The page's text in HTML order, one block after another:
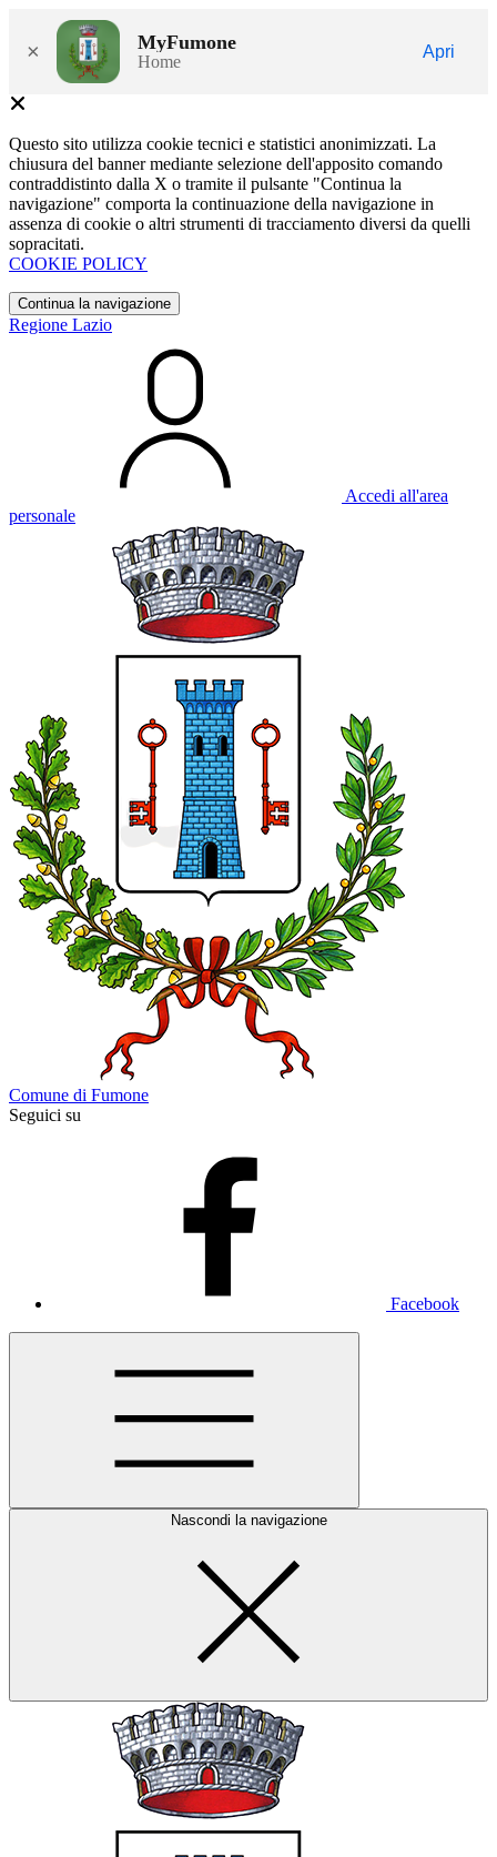
× MyFumone
Home
Apri
Questo sito utilizza cookie tecnici e statistici anonimizzati. La
chiusura del banner mediante selezione dell'apposito comando
contraddistinto dalla X o tramite il pulsante "Continua la
navigazione" comporta la continuazione della navigazione in
assenza di cookie o altri strumenti di tracciamento diversi da quelli
sopracitati.
COOKIE POLICY
Continua la navigazione
Regione Lazio
Accedi all'area
personale
Comune di Fumone
Seguici su
Facebook
Nascondi la navigazione